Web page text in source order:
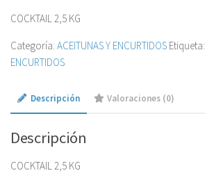
COCKTAIL 2,5 KG
Categoría: ACEITUNAS Y ENCURTIDOS Etiqueta:
ENCURTIDOS
Descripción Valoraciones (0)
Descripción
COCKTAIL 2,5 KG